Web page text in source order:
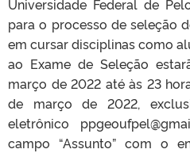
Universidade Federal de
para o processo de seleção
em cursar disciplinas como
ao Exame de Seleção
março de 2022 até às 23
de março de 2022,
eletrônico
campo “Assunto” com o